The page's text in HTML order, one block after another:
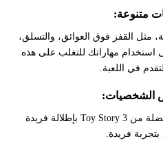
متنوعة:
مثل القفز فوق العوائق، والتسلق،
استخدام مهاراتك للتغلب على هذه
في اللعبة.
الشخصيات:
يمكنك تخصيص شخصياتك المفضلة من Toy Story 3 بإطلالة فريدة
بتجربة فريدة.